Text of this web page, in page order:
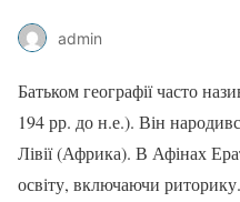
admin
Батьком географії часто
194 рр. до н.е.). Він
Лівії (Африка). В Афінах
освіту, включаючи